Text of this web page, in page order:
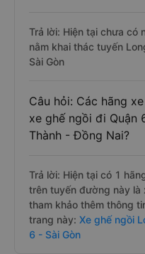
Trả lời: Hiện tại chưa có
nằm khai thác tuyến
Sài Gòn
Câu hỏi: Các hãng
xe ghế ngồi đi Quận
Thành - Đồng Nai?
Trả lời: Hiện tại có 1
trên tuyến đường này là
tham khảo thêm thông
trang này: Xe ghế ngồi
6 - Sài Gòn